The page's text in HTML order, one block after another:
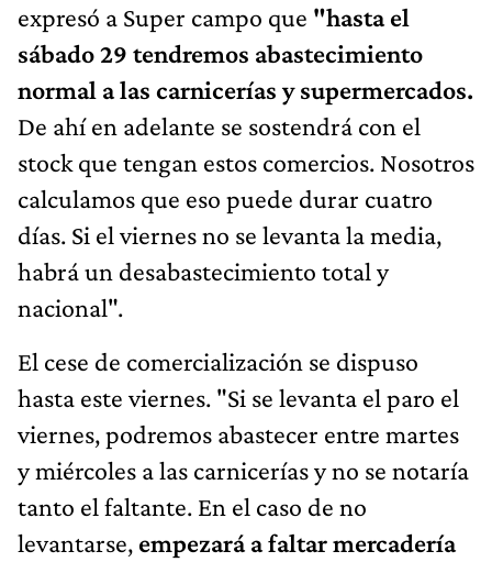
expresó a Super campo que "hasta el
sábado 29 tendremos abastecimiento
normal a las carnicerías y supermercados.
De ahí en adelante se sostendrá con el
stock que tengan estos comercios. Nosotros
calculamos que eso puede durar cuatro
días. Si el viernes no se levanta la media,
habrá un desabastecimiento total y
nacional".
El cese de comercialización se dispuso
hasta este viernes. "Si se levanta el paro el
viernes, podremos abastecer entre martes
y miércoles a las carnicerías y no se notaría
tanto el faltante. En el caso de no
levantarse, empezará a faltar mercadería